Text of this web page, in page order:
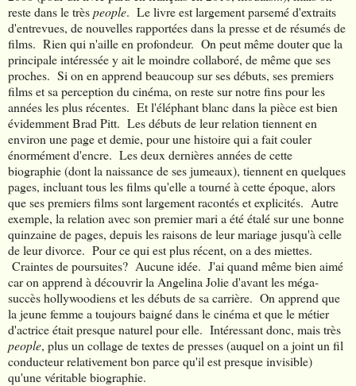
reste dans le trèspeople. Le livre est largement parsemé d'extraits
d'entrevues, de nouvelles rapportées dans la presse et de résumés de
films. Rien qui n'aille en profondeur. On peut même douter que la
principale intéressée y ait le moindre collaboré, de même que ses
proches. Si on en apprend beaucoup sur ses débuts, ses premiers
films et sa perception du cinéma, on reste sur notre fins pour les
années les plus récentes. Et l'éléphant blanc dans la pièce est bien
évidemment Brad Pitt. Les débuts de leur relation tiennent en
environ une page et demie, pour une histoire qui a fait couler
énormément d'encre. Les deux dernières années de cette
biographie (dont la naissance de ses jumeaux), tiennent en quelques
pages, incluant tous les films qu'elle a tourné à cette époque, alors
que ses premiers films sont largement racontés et explicités. Autre
exemple, la relation avec son premier mari a été étalé sur une bonne
quinzaine de pages, depuis les raisons de leur mariage jusqu'à celle
de leur divorce. Pour ce qui est plus récent, on a des miettes.
Craintes de poursuites? Aucune idée. J'ai quand même bien aimé
car on apprend à découvrir la Angelina Jolie d'avant les méga-
succès hollywoodiens et les débuts de sa carrière. On apprend que
la jeune femme a toujours baigné dans le cinéma et que le métier
d'actrice était presque naturel pour elle. Intéressant donc, mais très
people, plus un collage de textes de presses (auquel on a joint un fil
conducteur relativement bon parce qu'il est presque invisible)
qu'une véritable biographie.